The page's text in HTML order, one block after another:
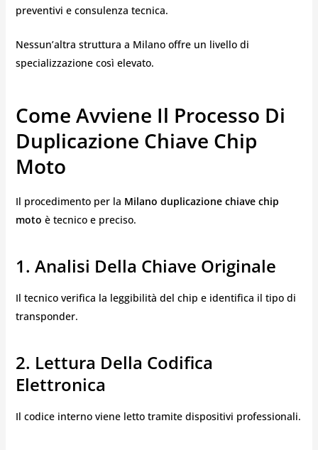
preventivi e consulenza tecnica.
Nessun’altra struttura a Milano offre un livello di
specializzazione così elevato.
Come Avviene Il Processo Di
Duplicazione Chiave Chip
Moto
Il procedimento per la Milano duplicazione chiave chip
moto è tecnico e preciso.
1. Analisi Della Chiave Originale
Il tecnico verifica la leggibilità del chip e identifica il tipo di
transponder.
2. Lettura Della Codifica
Elettronica
Il codice interno viene letto tramite dispositivi professionali.